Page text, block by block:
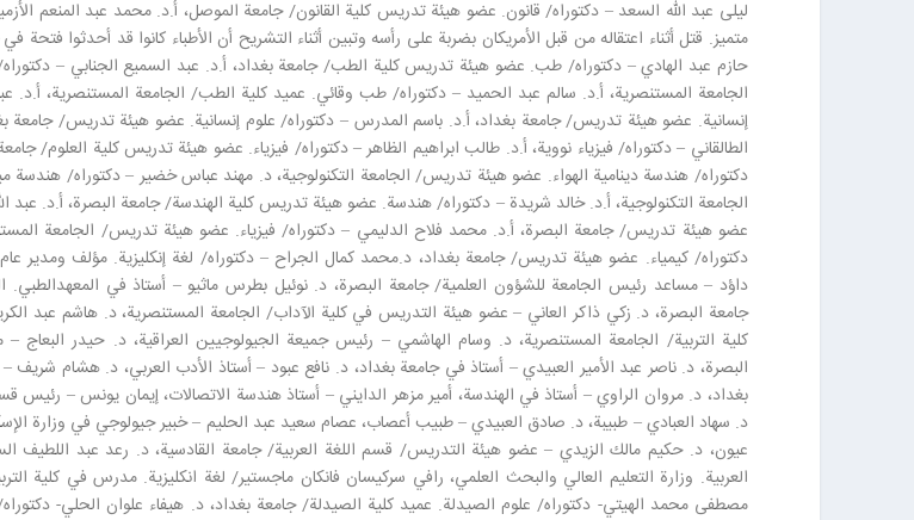
ليلى عبد الله السعد – دكتوراه/ قانون. عضو هيئة تدريس كلية القانون/ جامعة الموصل، أ.د. محمد عبد المنعم
حازم عبد الهادي – دكتوراه/ طب. عضو هيئة تدريس كلية الطب/ جامعة بغداد، أ.د. عبد السميع الجنابي –
الجامعة المستنصرية، أ.د. سالم عبد الحميد – دكتوراه/ طب وقائي. عميد كلية الطب/ الجامعة المستنصرية، أ.د.
إنسانية. عضو هيئة تدريس/ جامعة بغداد، أ.د. باسم المدرس – دكتوراه/ علوم إنسانية. عضو هيئة تدريس/
الطالقاني – دكتوراه/ فيزياء نووية، أ.د. طالب ابراهيم الظاهر – دكتوراه/ فيزياء. عضو هيئة تدريس كلية العلوم/
دكتوراه/ هندسة دينامية الهواء. عضو هيئة تدريس/ الجامعة التكنولوجية، د. مهند عباس خضير – دكتوراه/
الجامعة التكنولوجية، أ.د. خالد شريدة – دكتوراه/ هندسة. عضو هيئة تدريس كلية الهندسة/ جامعة البصرة، أ.د. عبد
عضو هيئة تدريس/ جامعة البصرة، أ.د. محمد فلاح الدليمي – دكتوراه/ فيزياء. عضو هيئة تدريس/ الجامعة
دكتوراه/ كيمياء. عضو هيئة تدريس/ جامعة بغداد، د.محمد كمال الجراح – دكتوراه/ لغة إنكليزية. مؤلف ومدير عام
داؤد – مساعد رئيس الجامعة للشؤون العلمية/ جامعة البصرة، د. نوئيل بطرس ماثيو – أستاذ في المعهدالطبي.
جامعة البصرة، د. زكي ذاكر العاني – عضو هيئة التدريس في كلية الآداب/ الجامعة المستنصرية، د. هاشم عبد
كلية التربية/ الجامعة المستنصرية، د. وسام الهاشمي – رئيس جميعة الجيولوجيين العراقية، د. حيدر البعاج
البصرة، د. ناصر عبد الأمير العبيدي – أستاذ في جامعة بغداد، د. نافع عبود – أستاذ الأدب العربي، د. هشام
بغداد، د. مروان الراوي – أستاذ في الهندسة، أمير مزهر الدايني – أستاذ هندسة الاتصالات، إيمان يونس – رئيس
د. سهاد العبادي – طبيبة، د. صادق العبيدي – طبيب أعصاب، عصام سعيد عبد الحليم – خبير جيولوجي في وزارة
عيون، د. حكيم مالك الزيدي – عضو هيئة التدريس/ قسم اللغة العربية/ جامعة القادسية، د. رعد عبد اللطيف
العربية. وزارة التعليم العالي والبحث العلمي، رافي سركيسان فانكان ماجستير/ لغة انكليزية. مدرس في كلية
مصطفى محمد الهيتي- دكتوراه/ علوم الصيدلة. عميد كلية الصيدلة/ جامعة بغداد، د. هيفاء علوان الحلي-